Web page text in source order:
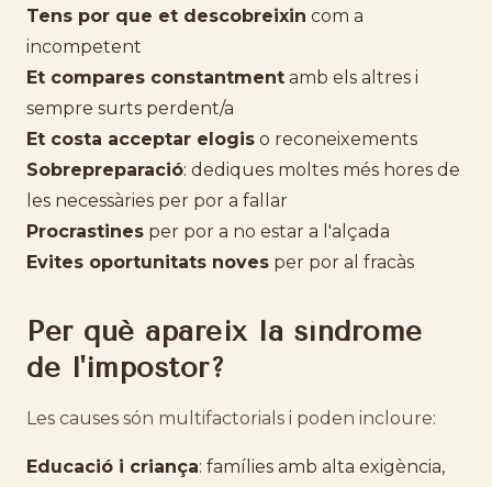
Tens por que et descobreixin com a
incompetent
Et compares constantment amb els altres i
sempre surts perdent/a
Et costa acceptar elogis o reconeixements
Sobrepreparació: dediques moltes més hores de
les necessàries per por a fallar
Procrastines per por a no estar a l'alçada
Evites oportunitats noves per por al fracàs
Per què apareix la síndrome
de l'impostor?
Les causes són multifactorials i poden incloure:
Educació i criança: famílies amb alta exigència,